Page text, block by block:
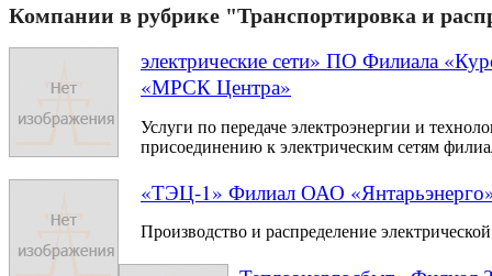
Компании в рубрике "Транспортировка и
электрические сети» ПО Филиала
«МРСК Центра»
Услуги по передаче электроэнергии и
присоединению к электрическим сетям
«ТЭЦ-1» Филиал ОАО
Производство и распределение